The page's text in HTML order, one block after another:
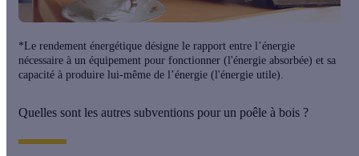
*Le rendement énergétique désigne le rapport entre l’énergie
nécessaire à un équipement pour fonctionner (l'énergie absorbée) et sa
capacité à produire lui-même de l’énergie (l'énergie utile).
Quelles sont les autres subventions pour un poêle à bois ?